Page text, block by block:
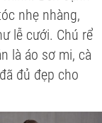
nhẹ nhàng,
lễ cưới. Chú rể
là áo sơ mi, cà
đủ đẹp cho